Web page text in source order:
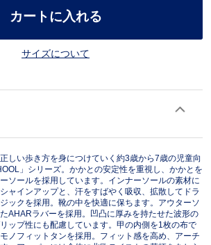
カートに入れる
サイズについて
しい歩き方を身につけていく約3歳から7歳の児童向
」シリーズ。かかとの安定性を重視し、かかとを
ソールを採用しています。インナーソールの素材に
ャインアップと、汗をすばやく吸収、拡散してドラ
ックを採用。靴の中を快適に保ちます。アウターソ
AHARラバーを採用。凹凸に厚みを持たせた波形の
ップ性にも配慮しています。甲の内側を1枚の布で
ノフィットタンを採用。フィット感を高め、アーチ